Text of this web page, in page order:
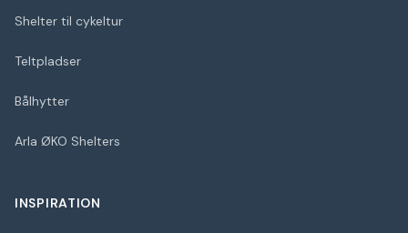
Shelter til cykeltur
Teltpladser
Bålhytter
Arla ØKO Shelters
INSPIRATION